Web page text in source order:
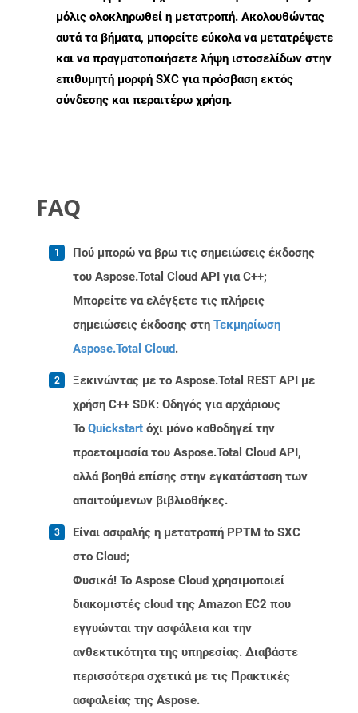
μόλις ολοκληρωθεί η μετατροπή. Ακολουθώντας
αυτά τα βήματα, μπορείτε εύκολα να μετατρέψετε
και να πραγματοποιήσετε λήψη ιστοσελίδων στην
επιθυμητή μορφή SXC για πρόσβαση εκτός
σύνδεσης και περαιτέρω χρήση.
FAQ
Πού μπορώ να βρω τις σημειώσεις έκδοσης
του Aspose.Total Cloud API για C++;
Μπορείτε να ελέγξετε τις πλήρεις
σημειώσεις έκδοσης στη Τεκμηρίωση
Aspose.Total Cloud.
Ξεκινώντας με το Aspose.Total REST API με
χρήση C++ SDK: Οδηγός για αρχάριους
Το Quickstart όχι μόνο καθοδηγεί την
προετοιμασία του Aspose.Total Cloud API,
αλλά βοηθά επίσης στην εγκατάσταση των
απαιτούμενων βιβλιοθήκες.
Είναι ασφαλής η μετατροπή PPTM to SXC
στο Cloud;
Φυσικά! Το Aspose Cloud χρησιμοποιεί
διακομιστές cloud της Amazon EC2 που
εγγυώνται την ασφάλεια και την
ανθεκτικότητα της υπηρεσίας. Διαβάστε
περισσότερα σχετικά με τις Πρακτικές
ασφαλείας της Aspose.